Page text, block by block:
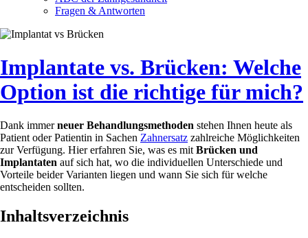
Fragen & Antworten
Implantate vs. Brücken: Welche
Option ist die richtige für mich?
Dank immerneuer Behandlungsmethoden stehen Ihnen heute als
Patient oder Patientin in Sachen Zahnersatz zahlreiche Möglichkeiten
zur Verfügung. Hier erfahren Sie, was es mit Brücken und
Implantaten auf sich hat, wo die individuellen Unterschiede und
Vorteile beider Varianten liegen und wann Sie sich für welche
entscheiden sollten.
Inhaltsverzeichnis